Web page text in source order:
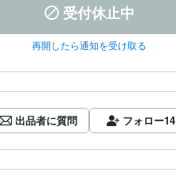
受付休止中
再開したら通知を受け取る
出品者に質問 フォロー14